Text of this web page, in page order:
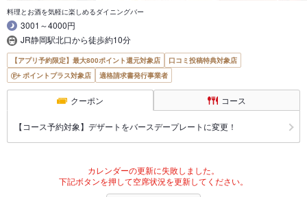
料理とお酒を気軽に楽しめるダイニングバー
3001～4000円
JR静岡駅北口から徒歩約10分
【アプリ予約限定】最大800ポイント還元対象店
口コミ投稿特典対象店
ポイントプラス対象店
適格請求書発行事業者
クーポン コース
【コース予約対象】デザートをバースデープレートに変更！
カレンダーの更新に失敗しました。
下記ボタンを押して空席状況を更新してください。